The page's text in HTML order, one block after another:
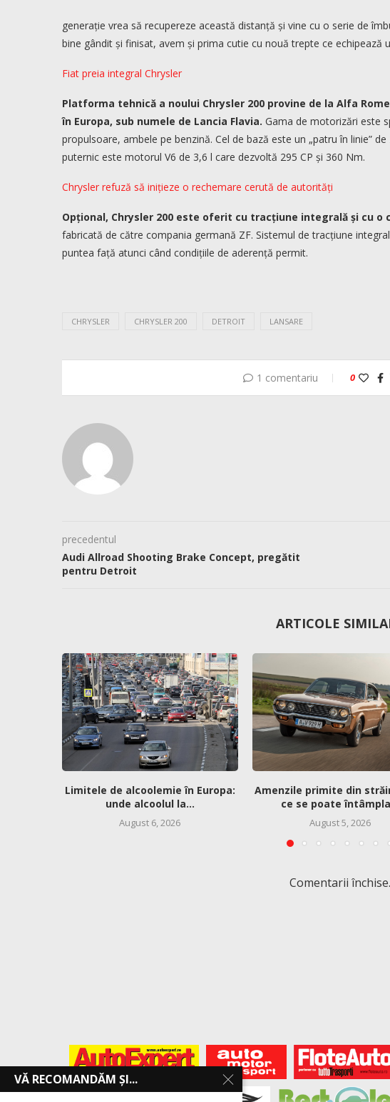
generație vrea să recupereze această distanță și vine cu o serie de
bine gândit și finisat, avem și prima cutie cu nouă trepte ce echipează
Fiat preia integral Chrysler
Platforma tehnică a noului Chrysler 200 provine de la Alfa
în Europa, sub numele de Lancia Flavia. Gama de motorizări este
propulsoare, ambele pe benzină. Cel de bază este un „patru în linie”
puternic este motorul V6 de 3,6 l care dezvoltă 295 CP și 360 Nm.
Chrysler refuză să inițieze o rechemare cerută de autorități
Opțional, Chrysler 200 este oferit cu tracțiune integrală și cu
fabricată de către compania germană ZF. Sistemul de tracțiune
puntea față atunci când condițiile de aderență permit.
CHRYSLER CHRYSLER 200 DETROIT LANSARE
1 comentariu 0
precedentul
Audi Allroad Shooting Brake Concept, pregătit
pentru Detroit
ARTICOLE
Limitele de alcoolemie în Europa:
unde alcoolul la...
August 6, 2026
Amenzile primite din
ce se poate
August 5, 2026
Comentarii închise.
VĂ RECOMANDĂM ȘI...